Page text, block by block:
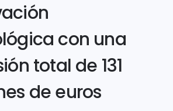
con una
total de 131
de euros